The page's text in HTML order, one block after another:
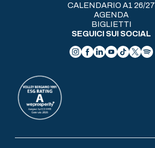
CALENDARIO A1 26/27
AGENDA
BIGLIETTI
SEGUICI SUI SOCIAL